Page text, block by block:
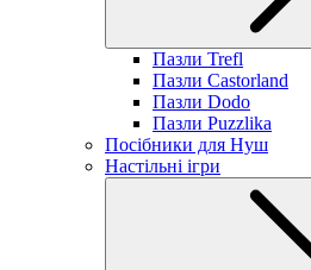
Пазли Trefl
Пазли Castorland
Пазли Dodo
Пазли Puzzlika
Посібники для Нуш
Настільні ігри